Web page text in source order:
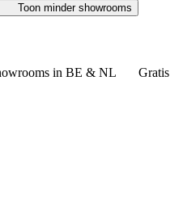
Toon minder showrooms
in BE & NL
Gratis